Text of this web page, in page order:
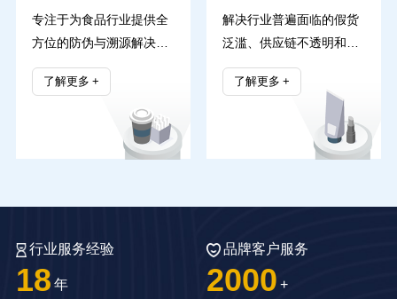
专注于为食品行业提供全
方位的防伪与溯源解决方
案。我们帮助企业实现产
品全链条的可追溯管理，
确保食品安全与质量可
RFID、区块链等技术手
能化的防伪溯源系统，提
者信任。
了解更多
解决行业普遍面临的假货
泛滥、供应链不透明和消
费者信任缺失等痛点。通
过先进的区块链和物联网
技术，我们为品牌提供全
程可追溯的产品溯源系
统，有效遏制假冒伪劣产
为消费者打造便捷的防伪
明度和信誉度。
了解更多
行业服务经验
18 年
品牌客户服务
2000 +